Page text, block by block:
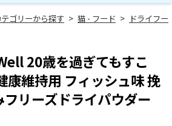
テゴリーから探す > 猫 - フード > ドライフー
20歳を過ぎてもすこ
康維持用 フィッシュ味 挽
リーズドライパウダー